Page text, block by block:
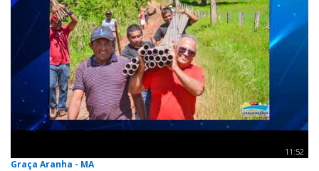
11:52
Graça Aranha - MA